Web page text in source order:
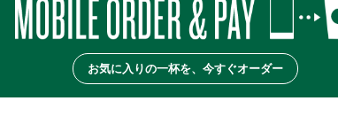
お気に入りの一杯を、今すぐオーダー